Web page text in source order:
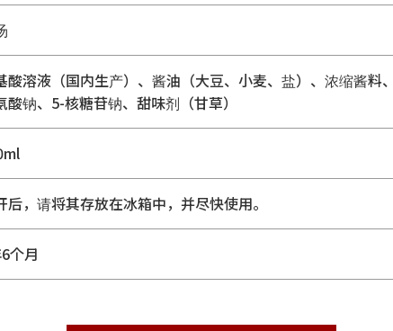
酸溶液（国内生产）、酱油（大豆、小麦、盐）、浓缩酱
酸钠、5-核糖苷钠、甜味剂（甘草）
后，请将其存放在冰箱中，并尽快使用。
个月